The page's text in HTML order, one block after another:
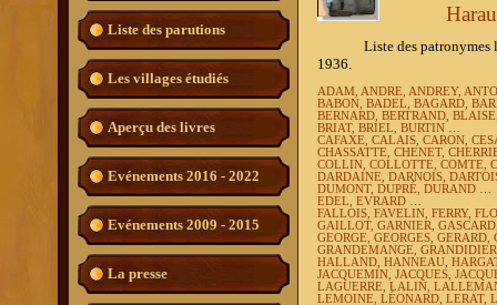
Liste des parutions
Les villages étudiés
Aperçu des livres
Evénements 2016 - 2022
Evénements 2009 - 2015
La presse
Liste des patronymes les
1936.
ADAM, ANDRE, ANDREY,
BABON, BADEL, BAGARD,
BERNARD, BERTRAND,
BRIAT, BRIEL, BURTIN …
CAFAXE, CALAIS, CARON,
CHASSATTE, CHENET,
COLLIN, COLLOTTE, COMTE,
DARDAINE, DARNOIS,
DUMONT, DUPRÉ, DURAND …
EDEL, EVRARD …
FALLOIS, FAVELIN, FERRY,
GAILLOT, GARNIER,
GEORGE, GEORGES,
GRANDEMANGE,
HALLAND, HANNEAU,
JACQUEMIN, JACQUES,
LAGUERRE, LALIN,
LEMOINE, LÉONARD,